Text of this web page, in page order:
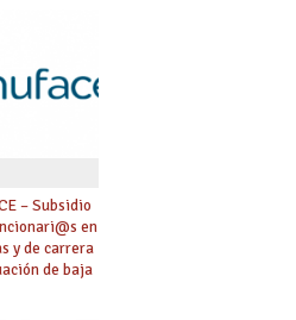
– Subsidio
en
y de carrera
de baja